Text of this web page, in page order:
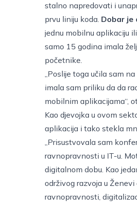
stalno napredovati i
prvu liniju koda. Dobar je
jednu mobilnu aplikaciju
samo 15 godina imala
početnike.
„Poslije toga učila sam
imala sam priliku da da
mobilnim aplikacijama“,
Kao djevojka u ovom
aplikacija i tako stekla
„Prisustvovala sam
ravnopravnosti u IT-u.
digitalnom dobu. Kao
održivog razvoja u
ravnopravnosti,